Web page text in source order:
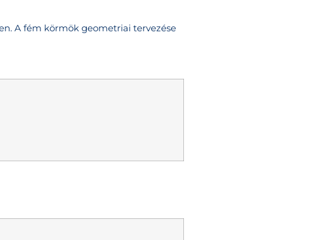
A fém körmök geometriai tervezése